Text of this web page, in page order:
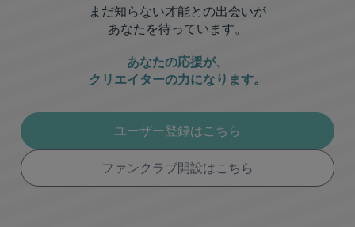
まだ知らない才能との出会いが
あなたを待っています。
あなたの応援が、
クリエイターの力になります。
ユーザー登録はこちら
ファンクラブ開設はこちら